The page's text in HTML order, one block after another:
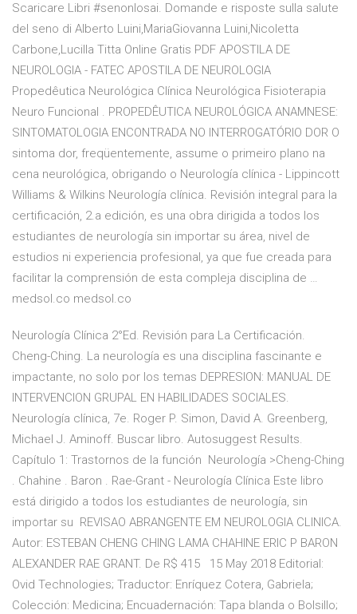
Scaricare Libri #senonlosai. Domande e risposte sulla salute
del seno di Alberto Luini,MariaGiovanna Luini,Nicoletta
Carbone,Lucilla Titta Online Gratis PDF APOSTILA DE
NEUROLOGIA - FATEC APOSTILA DE NEUROLOGIA
Propedêutica Neurológica Clínica Neurológica Fisioterapia
Neuro Funcional . PROPEDÊUTICA NEUROLÓGICA ANAMNESE:
SINTOMATOLOGIA ENCONTRADA NO INTERROGATÓRIO DOR O
sintoma dor, freqüentemente, assume o primeiro plano na
cena neurológica, obrigando o Neurología clínica - Lippincott
Williams & Wilkins Neurología clínica. Revisión integral para la
certificación, 2.a edición, es una obra dirigida a todos los
estudiantes de neurología sin importar su área, nivel de
estudios ni experiencia profesional, ya que fue creada para
facilitar la comprensión de esta compleja disciplina de …
medsol.co medsol.co
Neurología Clínica 2°Ed. Revisión para La Certificación.
Cheng-Ching. La neurología es una disciplina fascinante e
impactante, no solo por los temas DEPRESION: MANUAL DE
INTERVENCION GRUPAL EN HABILIDADES SOCIALES.
Neurología clínica, 7e. Roger P. Simon, David A. Greenberg,
Michael J. Aminoff. Buscar libro. Autosuggest Results.
Capítulo 1: Trastornos de la función Neurología >Cheng-Ching
. Chahine . Baron . Rae-Grant - Neurología Clínica Este libro
está dirigido a todos los estudiantes de neurología, sin
importar su REVISAO ABRANGENTE EM NEUROLOGIA CLINICA.
Autor: ESTEBAN CHENG CHING LAMA CHAHINE ERIC P BARON
ALEXANDER RAE GRANT. De R$ 415 15 May 2018 Editorial:
Ovid Technologies; Traductor: Enríquez Cotera, Gabriela;
Colección: Medicina; Encuadernación: Tapa blanda o Bolsillo;